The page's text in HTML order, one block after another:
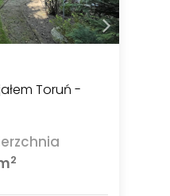
Toruń -
2